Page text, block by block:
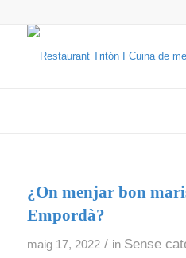
¿On menjar bon
Empordà?
maig 17, 2022 / in Sense